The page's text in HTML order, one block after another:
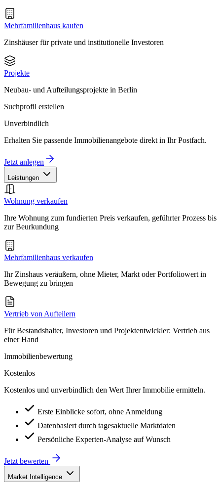
Mehrfamilienhaus kaufen
Zinshäuser für private und institutionelle Investoren
Projekte
Neubau- und Aufteilungsprojekte in Berlin
Suchprofil erstellen
Unverbindlich
Erhalten Sie passende Immobilienangebote direkt in Ihr Postfach.
Jetzt anlegen
Leistungen
Wohnung verkaufen
Ihre Wohnung zum fundierten Preis verkaufen, geführter Prozess bis
zur Beurkundung
Mehrfamilienhaus verkaufen
Ihr Zinshaus veräußern, ohne Mieter, Markt oder Portfoliowert in
Bewegung zu bringen
Vertrieb von Aufteilern
Für Bestandshalter, Investoren und Projektentwickler: Vertrieb aus
einer Hand
Immobilienbewertung
Kostenlos
Kostenlos und unverbindlich den Wert Ihrer Immobilie ermitteln.
Erste Einblicke sofort, ohne Anmeldung
Datenbasiert durch tagesaktuelle Marktdaten
Persönliche Experten-Analyse auf Wunsch
Jetzt bewerten
Market Intelligence